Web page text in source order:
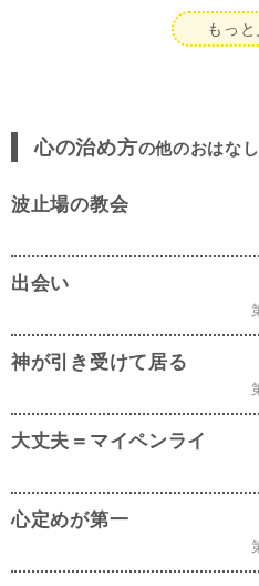
もっと
心の治め方の他のおはなし
波止場の教会
出会い
神が引き受けて居る
大丈夫＝マイペンライ
心定めが第一